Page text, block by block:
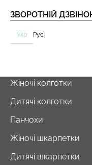
ЗВОРОТНІЙ
Укр Рус
Жіночі колготки
Дитячі колготки
Панчохи
Жіночі шкарпетки
Дитячі шкарпетки